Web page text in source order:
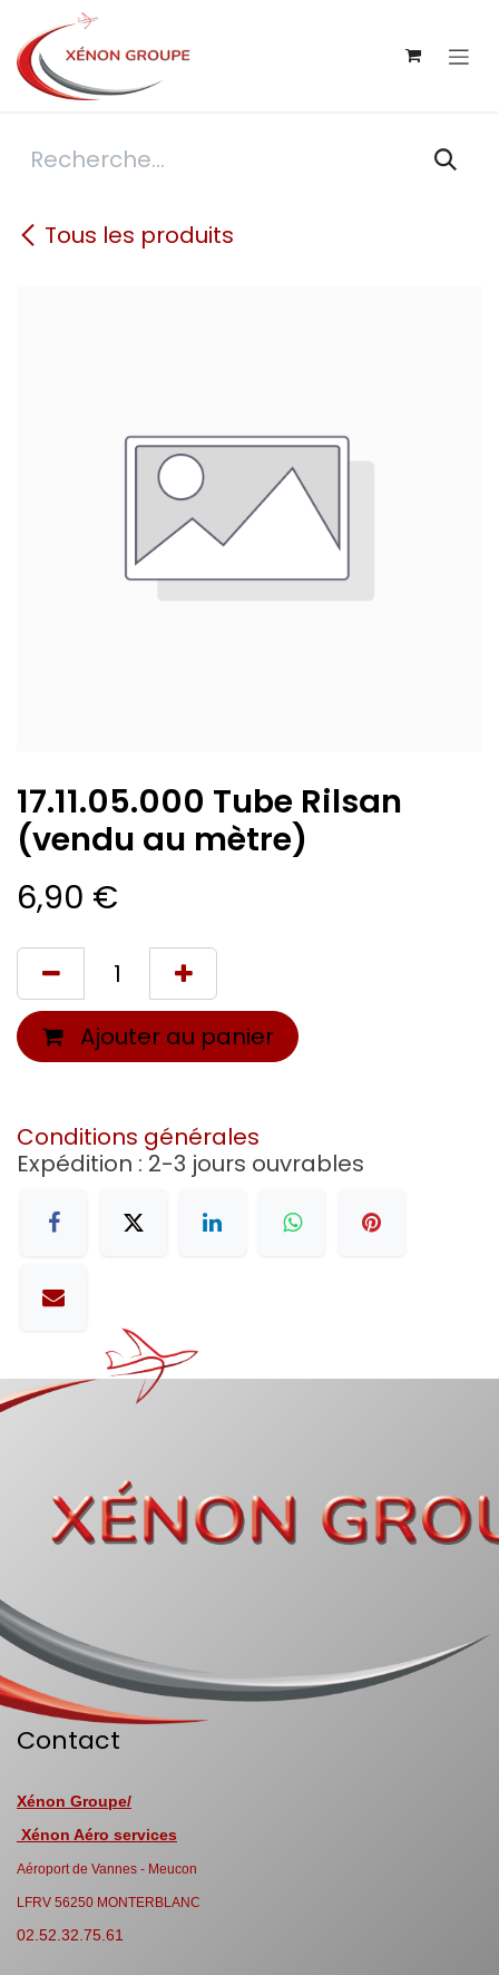
Se rendre au contenu
Tous les produits
17.11.05.000 Tube Rilsan
(vendu au mètre)
6,90 €
Ajouter au panier
Conditions générales
Expédition : 2-3 jours ouvrables
Contact
Xénon Groupe/
Xénon Aéro services
Aéroport de Vannes - Meucon
LFRV 56250 MONTERBLANC
02.52.32.75.61